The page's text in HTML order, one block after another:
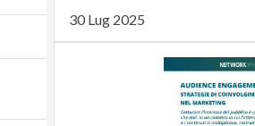
30 Lug 2025